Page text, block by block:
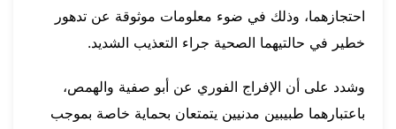
احتجازهما، وذلك في ضوء معلومات موثوقة عن تدهور
خطير في حالتيهما الصحية جراء التعذيب الشديد.
وشدد على أن الإفراج الفوري عن أبو صفية والهمص،
باعتبارهما طبيبين مدنيين يتمتعان بحماية خاصة بموجب